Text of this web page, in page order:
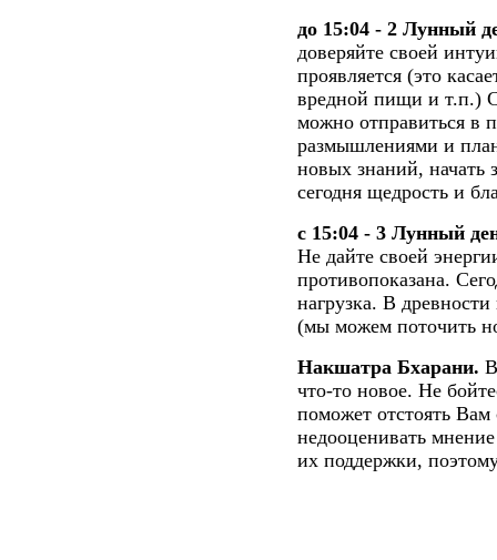
до 15:04 - 2 Лунный
доверяйте своей
проявляется (это
вредной пищи и т.п.)
можно отправиться в
размышлениями и
новых знаний, начать
сегодня щедрость и
с 15:04 - 3 Лунный
Не дайте своей
противопоказана.
нагрузка. В
(мы можем поточить
Накшатра Бхарани.
что-то новое. Не
поможет отстоять
недооценивать
их поддержки,